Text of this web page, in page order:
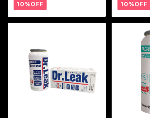
10%OFF 10%OFF